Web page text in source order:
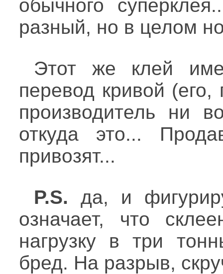
обычного
разный, но в целом
Этот же клей
перевод кривой
производитель ни
откуда это...
привозят...
P.S. да, и
означает, что
нагрузку в три
бред. На разрыв,